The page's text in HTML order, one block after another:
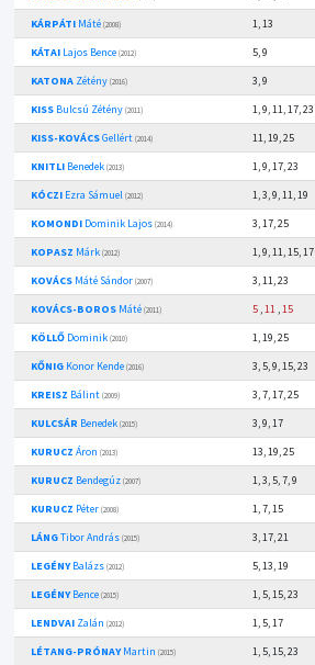
KÁRPÁTIMáté (2008)
1, 13
KÁTAILajos Bence (2012)
5, 9
KATONAZétény (2016)
3, 9
KISSBulcsú Zétény (2011)
1, 9, 11, 17, 23
KISS-KOVÁCSGellért (2014)
11, 19, 25
KNITLIBenedek (2013)
1, 9, 17, 23
KÓCZIEzra Sámuel (2012)
1, 3, 9, 11, 19
KOMONDIDominik Lajos (2014)
3, 17, 25
KOPASZ Márk (2012)
1, 9, 11, 15, 17
KOVÁCSMáté Sándor (2007)
3, 11, 23
KOVÁCS-BOROSMáté (2011) 5,11,15
KÖLLŐDominik (2010)
1, 19, 25
KŐNIGKonor Kende (2016)
3, 5, 9, 15, 23
KREISZ Bálint (2009)
3, 7, 17, 25
KULCSÁR Benedek (2015)
3, 9, 17
KURUCZ Áron (2013)
13, 19, 25
KURUCZ Bendegúz (2007)
1, 3, 5, 7, 9
KURUCZ Péter (2008)
1, 7, 15
LÁNGTibor András (2015)
3, 17, 21
LEGÉNYBalázs (2012)
5, 13, 19
LEGÉNYBence (2015)
1, 5, 15, 23
LENDVAIZalán (2012)
1, 5, 17
LÉTANG-PRÓNAYMartin (2015) 1, 5, 15, 23